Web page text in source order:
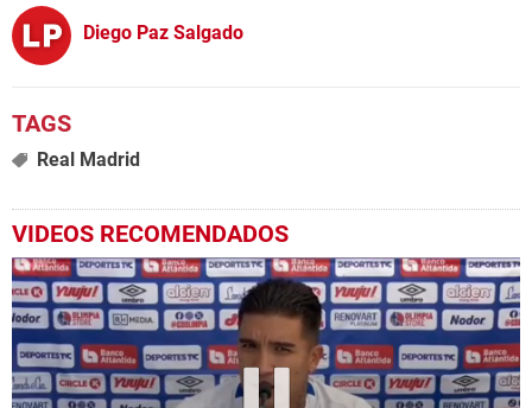
Diego Paz Salgado
Real Madrid
VIDEOS RECOMENDADOS